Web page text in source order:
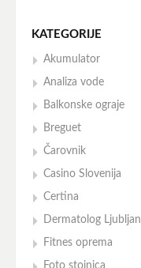
KATEGORIJE
Akumulator
Analiza vode
Balkonske ograje
Breguet
Čarovnik
Casino Slovenija
Certina
Dermatolog
Fitnes oprema
Foto stojnica